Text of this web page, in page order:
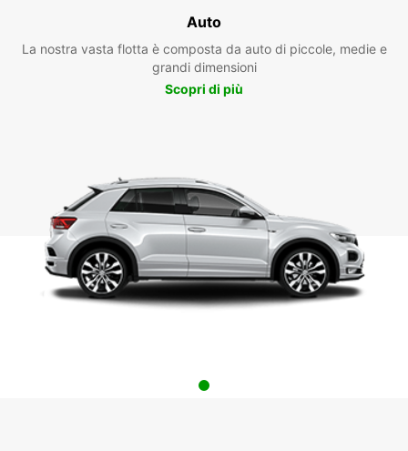
Auto
La nostra vasta flotta è composta da auto di piccole, medie e
grandi dimensioni
Scopri di più